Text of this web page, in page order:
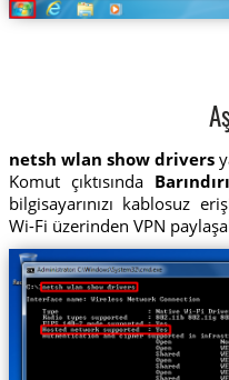
netsh wlan show drivers
Komut çıktısında
bilgisayarınızı kablosuz
Wi-Fi üzerinden VPN